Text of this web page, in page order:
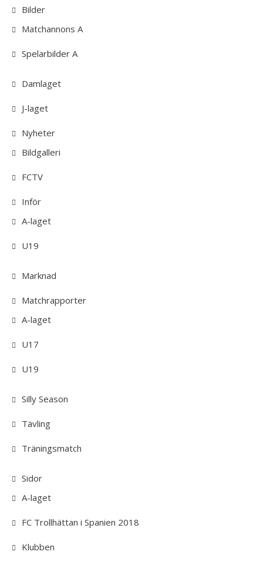
Bilder
Matchannons A
Spelarbilder A
Damlaget
J-laget
Nyheter
Bildgalleri
FCTV
Inför
A-laget
U19
Marknad
Matchrapporter
A-laget
U17
U19
Silly Season
Tävling
Träningsmatch
Sidor
A-laget
FC Trollhättan i Spanien 2018
Klubben